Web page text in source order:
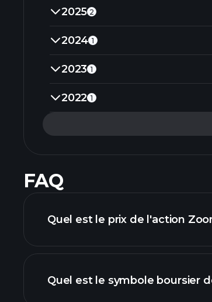
2025 2
2024 1
2023 1
2022 1
FAQ
Quel est le prix de l'action
Quel est le symbole boursier